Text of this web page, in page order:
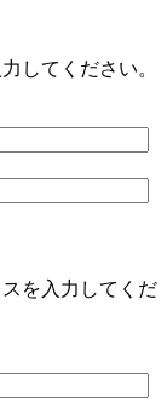
してください。
を入力してくだ